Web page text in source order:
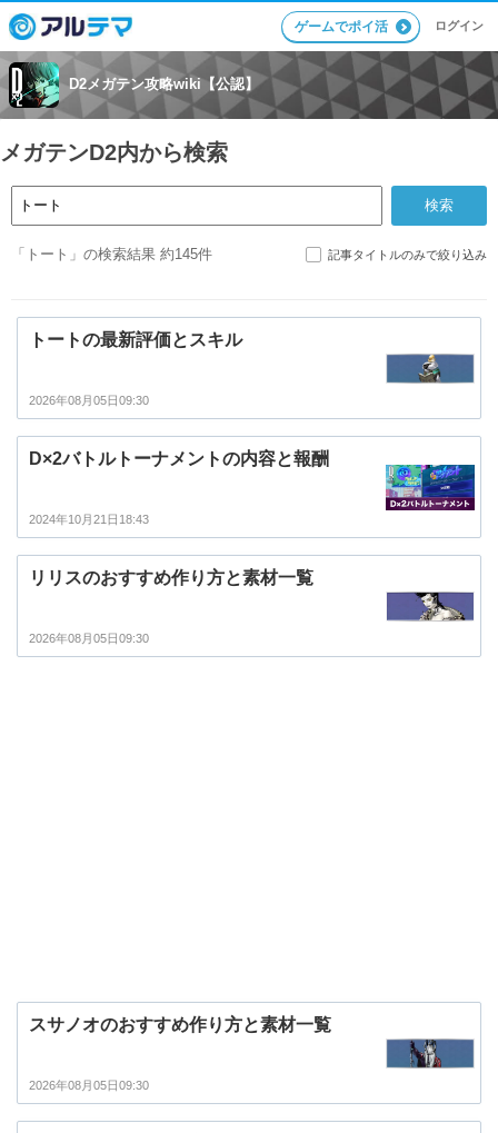
ゲームでポイ活 ログイン
D2メガテン攻略wiki【公認】
メガテンD2内から検索
「トート」の検索結果 約145件 記事タイトルのみで絞り込み
トートの最新評価とスキル
2026年08月05日09:30
D×2バトルトーナメントの内容と報酬
2024年10月21日18:43
リリスのおすすめ作り方と素材一覧
2026年08月05日09:30
スサノオのおすすめ作り方と素材一覧
2026年08月05日09:30